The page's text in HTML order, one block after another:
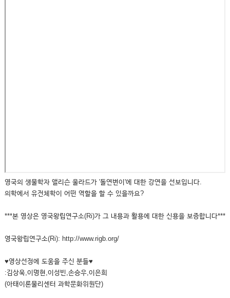
영국의 생물학자 앨리슨 울라드가 '돌연변이'에 대한 강연을 선보입니다.
의학에서 유전체학이 어떤 역할을 할 수 있을까요?
***본 영상은 영국왕립연구소(Ri)가 그 내용과 활용에 대한 신용을 보증합니다***
영국왕립연구소(Ri): http://www.rigb.org/
♥영상선정에 도움을 주신 분들♥
:김상욱,이명현,이성빈,손승우,이은희
(아태이론물리센터 과학문화위원단)